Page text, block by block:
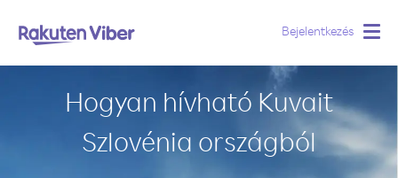
Bejelentkezés
Hogyan hívható Kuvait
Szlovénia országból